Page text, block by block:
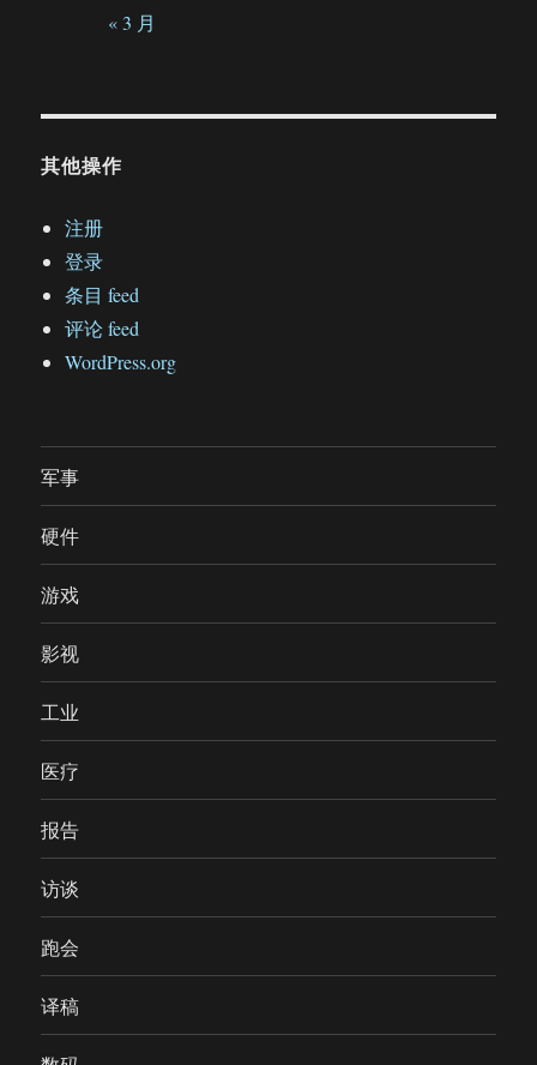
« 3 月
其他操作
注册
登录
条目 feed
评论 feed
WordPress.org
军事
硬件
游戏
影视
工业
医疗
报告
访谈
跑会
译稿